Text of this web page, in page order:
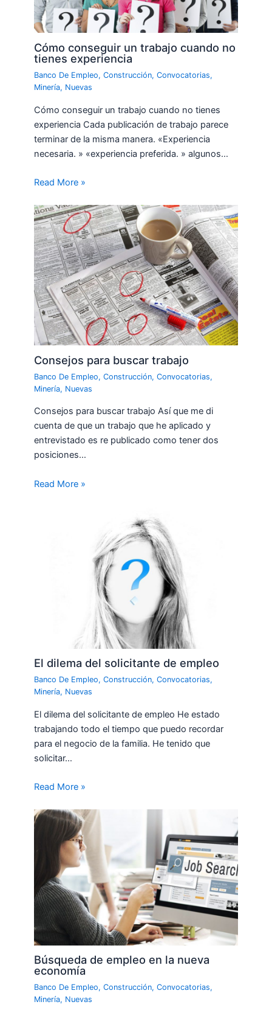
Cómo conseguir un trabajo cuando no
tienes experiencia
Banco De Empleo,Construcción,Convocatorias,
Minería, Nuevas
Cómo conseguir un trabajo cuando no tienes
experiencia Cada publicación de trabajo parece
terminar de la misma manera. «Experiencia
necesaria. » «experiencia preferida. » algunos…
Read More »
Consejos para buscar trabajo
Banco De Empleo,Construcción,Convocatorias,
Minería, Nuevas
Consejos para buscar trabajo Así que me di
cuenta de que un trabajo que he aplicado y
entrevistado es re publicado como tener dos
posiciones…
Read More »
El dilema del solicitante de empleo
Banco De Empleo,Construcción,Convocatorias,
Minería, Nuevas
El dilema del solicitante de empleo He estado
trabajando todo el tiempo que puedo recordar
para el negocio de la familia. He tenido que
solicitar…
Read More »
Búsqueda de empleo en la nueva
economía
Banco De Empleo,Construcción,Convocatorias,
Minería, Nuevas